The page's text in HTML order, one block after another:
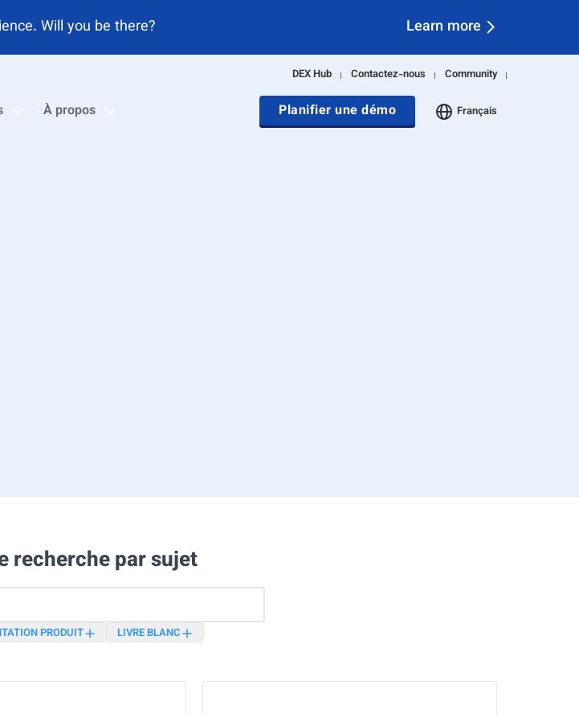
de Gartner® consacré aux solutions DEX Télécharger le rapport
DEX Hub Contactez-nous Community
À propos Planifier une démo Français
recherche par sujet
PRODUIT LIVRE BLANC